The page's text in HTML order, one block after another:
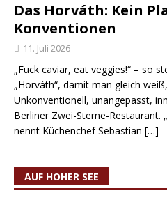
Das Horváth: Kein
Konventionen
11. Juli 2026
„Fuck caviar, eat veggies!“ – so
„Horváth“, damit man gleich
Unkonventionell, unangepasst,
Berliner Zwei-Sterne-Restaurant.
nennt Küchenchef Sebastian […]
AUF HOHER SEE